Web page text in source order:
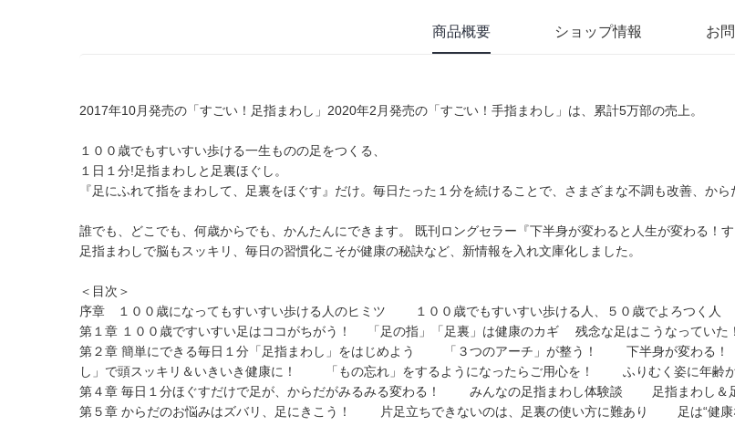
商品概要 ショップ情報 お
2017年10月発売の「すごい！足指まわし」2020年2月発売の「すごい！手指まわし」は、累計5万部の売上。
１００歳でもすいすい歩ける一生ものの足をつくる、
１日１分!足指まわしと足裏ほぐし。
『足にふれて指をまわして、足裏をほぐす』だけ。毎日たった１分を続けることで、さまざまな不調も改善、から
誰でも、どこでも、何歳からでも、かんたんにできます。 既刊ロングセラー『下半身が変わると人生が変わる！
足指まわしで脳もスッキリ、毎日の習慣化こそが健康の秘訣など、新情報を入れ文庫化しました。
＜目次＞
序章 １００歳になってもすいすい歩ける人のヒミツ １００歳でもすいすい歩ける人、５０歳でよろつく人
第１章 １００歳ですいすい足はココがちがう！ 「足の指」「足裏」は健康のカギ 残念な足はこうなっていた
第２章 簡単にできる毎日１分「足指まわし」をはじめよう 「３つのアーチ」が整う！ 下半身が変わる
し」で頭スッキリ＆いきいき健康に！ 「もの忘れ」をするようになったらご用心を！ ふりむく姿に年齢
第４章 毎日１分ほぐすだけで足が、からだがみるみる変わる！ みんなの足指まわし体験談 足指まわし＆足
第５章 からだのお悩みはズバリ、足にきこう！ 片足立ちできないのは、足裏の使い方に難あり 足は“健康